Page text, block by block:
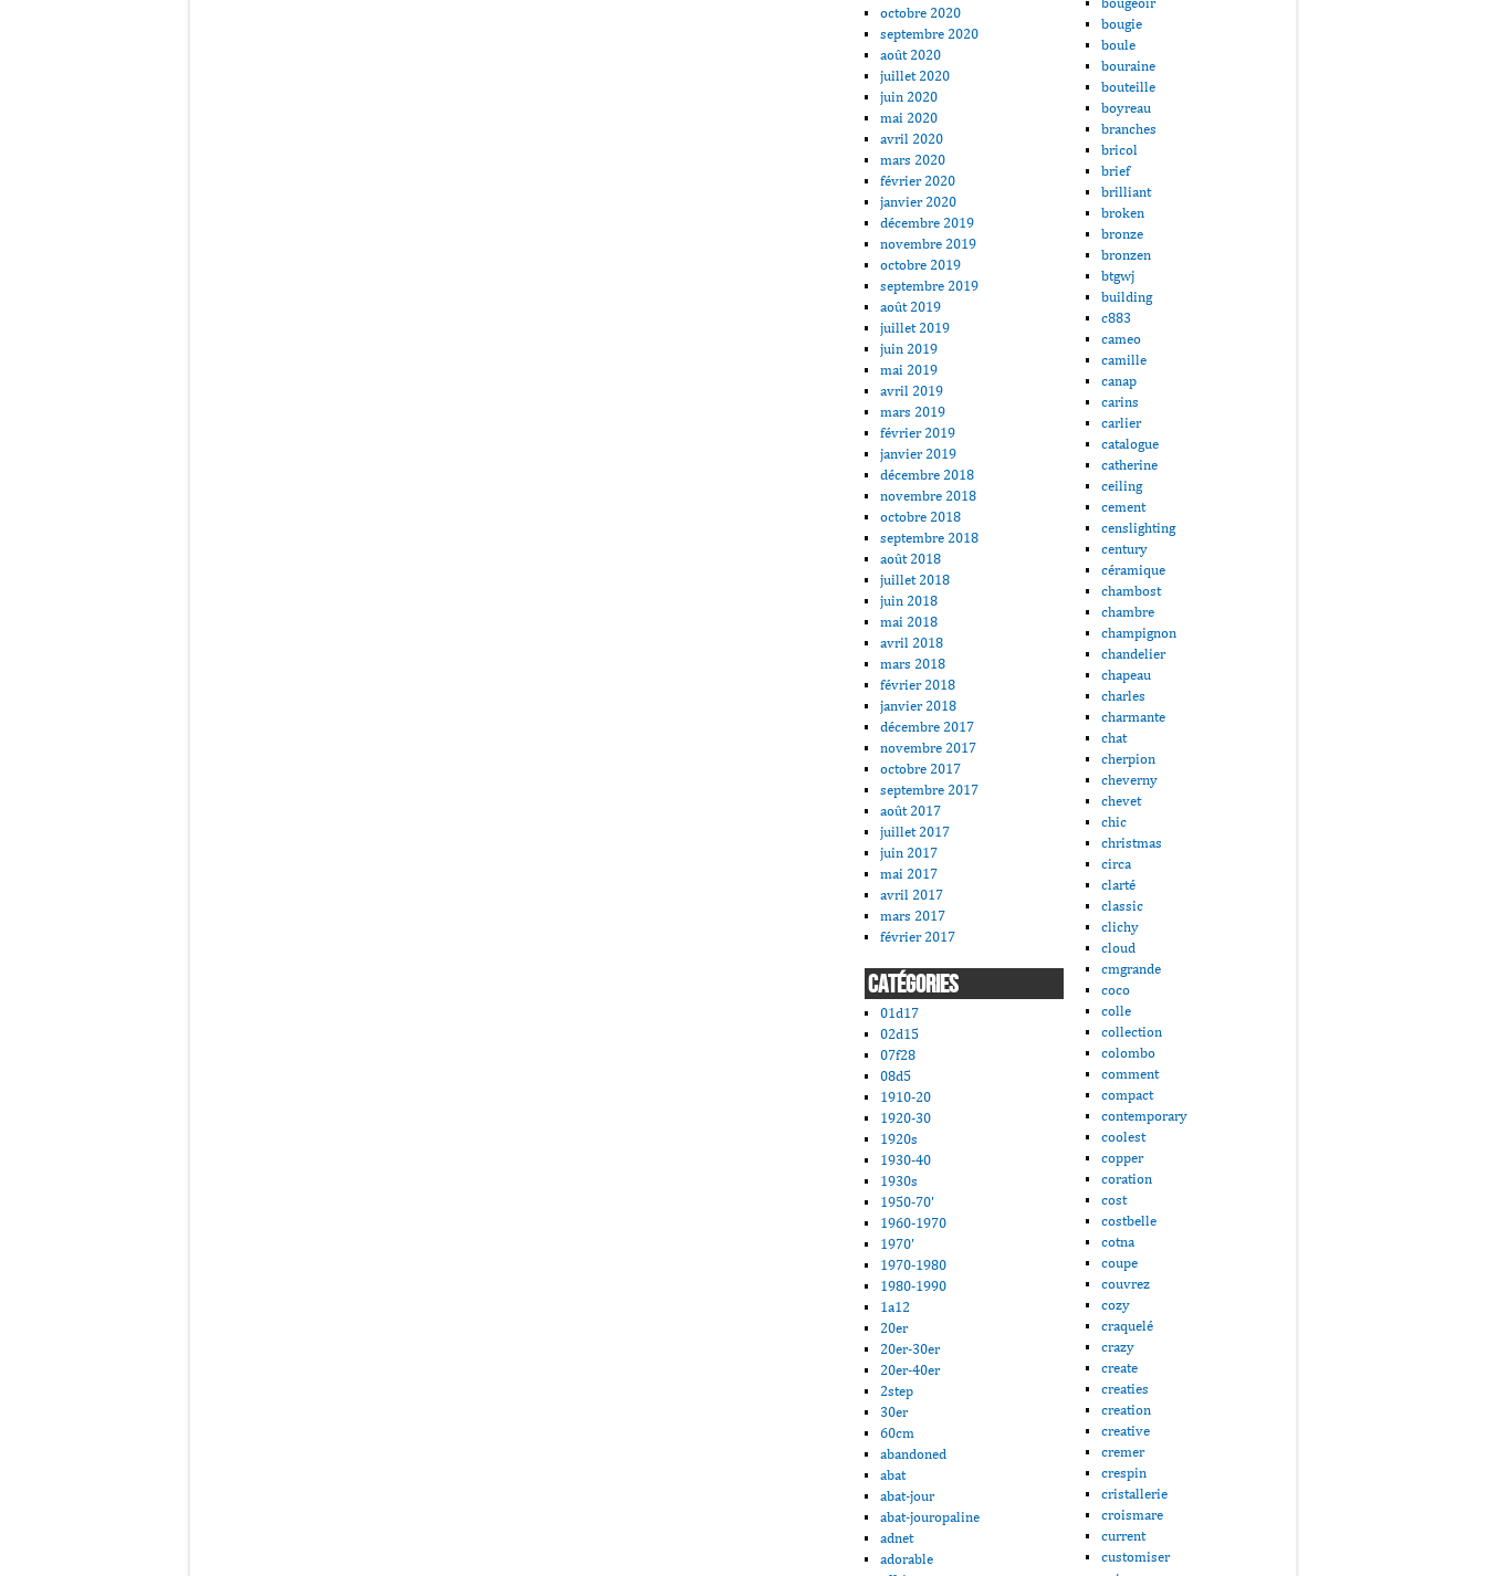
octobre 2020
septembre 2020
août 2020
juillet 2020
juin 2020
mai 2020
avril 2020
mars 2020
février 2020
janvier 2020
décembre 2019
novembre 2019
octobre 2019
septembre 2019
août 2019
juillet 2019
juin 2019
mai 2019
avril 2019
mars 2019
février 2019
janvier 2019
décembre 2018
novembre 2018
octobre 2018
septembre 2018
août 2018
juillet 2018
juin 2018
mai 2018
avril 2018
mars 2018
février 2018
janvier 2018
décembre 2017
novembre 2017
octobre 2017
septembre 2017
août 2017
juillet 2017
juin 2017
mai 2017
avril 2017
mars 2017
février 2017
CATÉGORIES
01d17
02d15
07f28
08d5
1910-20
1920-30
1920s
1930-40
1930s
1950-70'
1960-1970
1970'
1970-1980
1980-1990
1a12
20er
20er-30er
20er-40er
2step
30er
60cm
abandoned
abat
abat-jour
abat-jouropaline
adnet
adorable
bougie
boule
bouraine
bouteille
boyreau
branches
bricol
brief
brilliant
broken
bronze
bronzen
btgwj
building
c883
cameo
camille
canap
carins
carlier
catalogue
catherine
ceiling
cement
censlighting
century
céramique
chambost
chambre
champignon
chandelier
chapeau
charles
charmante
chat
cherpion
cheverny
chevet
chic
christmas
circa
clarté
classic
clichy
cloud
cmgrande
coco
colle
collection
colombo
comment
compact
contemporary
coolest
copper
coration
cost
costbelle
cotna
coupe
couvrez
cozy
craquelé
crazy
create
creaties
creation
creative
cremer
crespin
cristallerie
croismare
current
customiser